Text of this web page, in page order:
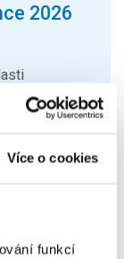
Více o cookies
funkcí
2026
můžete